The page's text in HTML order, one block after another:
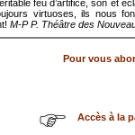
feu d’artifice, son et
virtuoses, ils nous
M-P P. Théâtre des
Pour vous
Accès à la